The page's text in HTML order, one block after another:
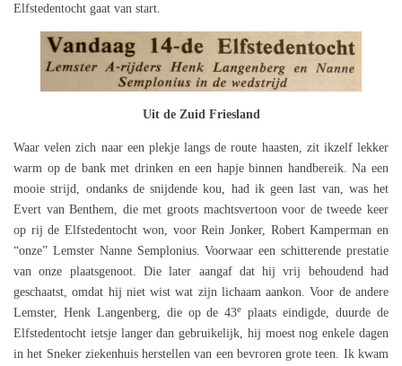
Elfstedentocht gaat van start.
Uit de Zuid Friesland
Waar velen zich naar een plekje langs de route haasten, zit ikzelf lekker
warm op de bank met drinken en een hapje binnen handbereik. Na een
mooie strijd, ondanks de snijdende kou, had ik geen last van, was het
Evert van Benthem, die met groots machtsvertoon voor de tweede keer
op rij de Elfstedentocht won, voor Rein Jonker, Robert Kamperman en
“onze” Lemster Nanne Semplonius. Voorwaar een schitterende prestatie
van onze plaatsgenoot. Die later aangaf dat hij vrij behoudend had
geschaatst, omdat hij niet wist wat zijn lichaam aankon. Voor de andere
Lemster, Henk Langenberg, die op de 43e
plaats eindigde, duurde de
Elfstedentocht ietsje langer dan gebruikelijk, hij moest nog enkele dagen
in het Sneker ziekenhuis herstellen van een bevroren grote teen. Ik kwam